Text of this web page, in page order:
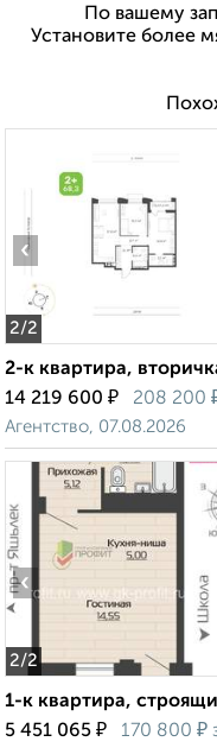
По вашему
Установите более
2/2
‹
2-к квартира,
14 219 600 ₽ 208 200
Агентство, 07.08.2026
2/2
‹
1-к квартира,
5 451 065 ₽ 170 800 ₽